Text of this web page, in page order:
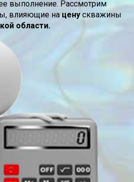
выполнение. Рассмотрим
влияющие на цену скважины
области.